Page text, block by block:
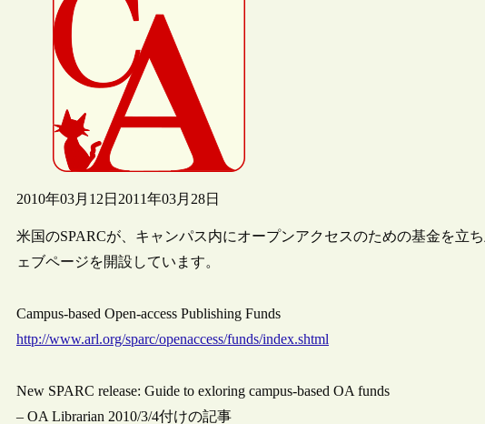
2010年03月12日 2011年03月28日
米国のSPARCが、キャンパス内にオープンアクセスのための基金を立
ェブページを開設しています。
Campus-based Open-access Publishing Funds
http://www.arl.org/sparc/openaccess/funds/index.shtml
New SPARC release: Guide to exloring campus-based OA funds
– OA Librarian 2010/3/4付けの記事